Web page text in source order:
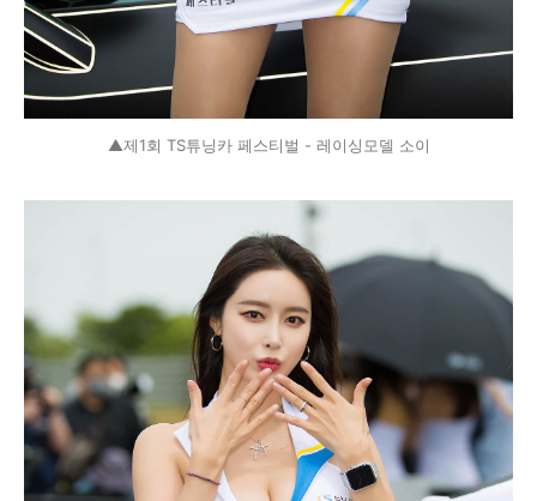
▲제1회 TS튜닝카 페스티벌 - 레이싱모델 소이